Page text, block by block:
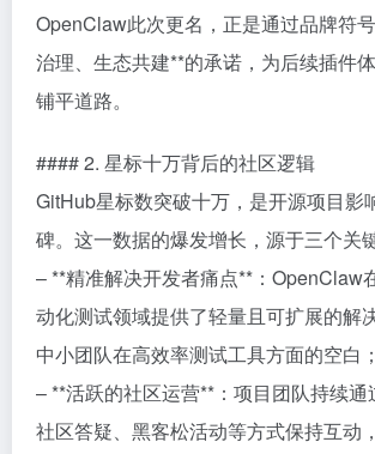
OpenClaw此次更名，正是通过品牌符
治理、生态共建**的承诺，为后续插件
铺平道路。
#### 2. 星标十万背后的社区逻辑
GitHub星标数突破十万，是开源项目影
碑。这一数据的爆发增长，源于三个关
– **精准解决开发者痛点**：OpenClaw
动化测试领域提供了轻量且可扩展的解
中小团队在高效率测试工具方面的空白；
– **活跃的社区运营**：项目团队持续通
社区答疑、黑客松活动等方式保持互动